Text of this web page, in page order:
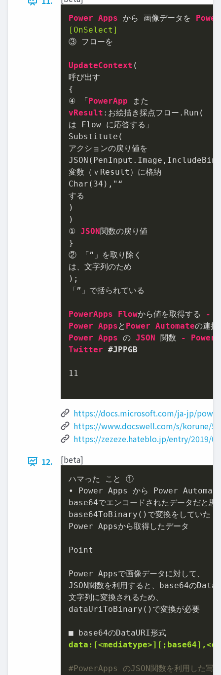
Power Apps から 画像データを
Power
[OnSelect]
③ フローを
UpdateContext (
呼び出す
{
④ 「 PowerApp
vResult :お絵描き採点フロー .Run (
は Flow に応答する」
Substitute(
アクションの戻り値を
変数（ｖResult）に格納
Char( 34 ),"“
する
)
)
① JSON 関数の戻り値
}
② 「”」を取り除く
は、文字列のため
);
「”」で括られている
PowerApps Flowから値を取得する -
Power Appsと Power Automate
Power Apps の JSON 関数 - Power
Twitter #JPPGB
11
https://docs.microsoft.com/ja-jp/
https://www.docswell.com/s/korune/
https://zezeze.hateblo.jp/entry/2019/
12.
[beta]
ハマった こと ①
• Power Apps から Power Automate
base64でエンコードされたデータだと思
base64ToBinary()で変換をしていた
Power Appsから取得したデータ
Point
Power Appsで画像データに対して、
JSON関数を利用すると、base64の
文字列に変換されるため、
dataUriToBinary()で変換が必要
#PowerApps のJSON関数を利用した